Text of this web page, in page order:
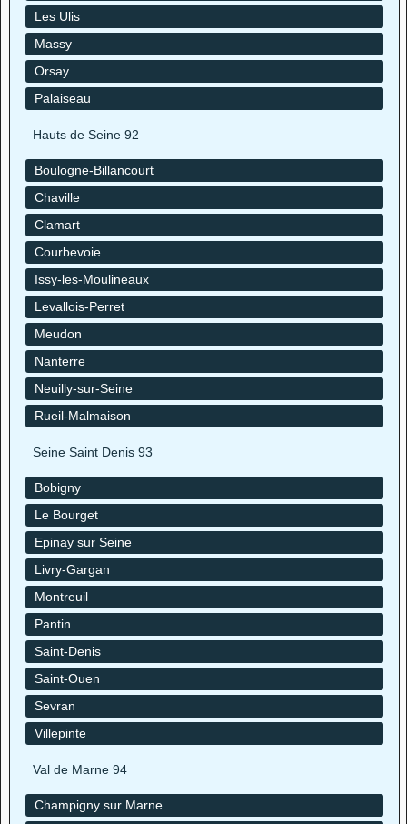
Les Ulis
Massy
Orsay
Palaiseau
Hauts de Seine 92
Boulogne-Billancourt
Chaville
Clamart
Courbevoie
Issy-les-Moulineaux
Levallois-Perret
Meudon
Nanterre
Neuilly-sur-Seine
Rueil-Malmaison
Seine Saint Denis 93
Bobigny
Le Bourget
Epinay sur Seine
Livry-Gargan
Montreuil
Pantin
Saint-Denis
Saint-Ouen
Sevran
Villepinte
Val de Marne 94
Champigny sur Marne